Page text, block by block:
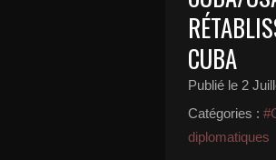
CUBA
Publié le 2
Catégories :
diplomatiques